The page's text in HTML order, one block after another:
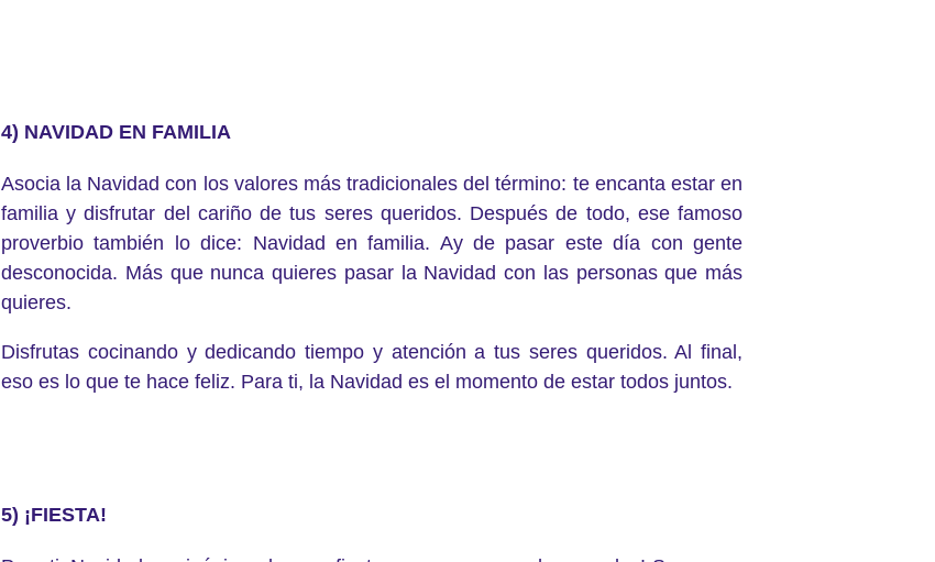
4) NAVIDAD EN FAMILIA
Asocia la Navidad con los valores más tradicionales del término: te encanta estar en
familia y disfrutar del cariño de tus seres queridos. Después de todo, ese famoso
proverbio también lo dice: Navidad en familia. Ay de pasar este día con gente
desconocida. Más que nunca quieres pasar la Navidad con las personas que más
quieres.
Disfrutas cocinando y dedicando tiempo y atención a tus seres queridos. Al final,
eso es lo que te hace feliz. Para ti, la Navidad es el momento de estar todos juntos.
5) ¡FIESTA!